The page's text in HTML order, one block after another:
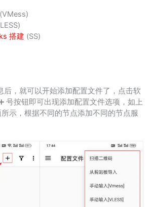
(VMess)
搭建 (SS)
后，就可以开始添加配置文件了，点击软
号按钮即可出现添加配置文件选项，如上
示，根据不同的节点添加不同的节点服